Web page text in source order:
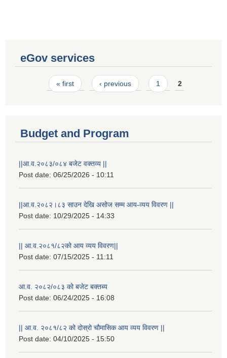
eGov services
Pages« first ‹ previous 1 2
Budget and Program
||आ.व.२०८३/०८४ बजेट वक्तव्य ||
Post date: 06/25/2026 - 10:11
||आ.व.२०८२।८३ साउन देखि असोज सम्म आय-व्यय विवरण ||
Post date: 10/29/2025 - 14:33
|| आ.व.२०८१/८२को आय व्यय विवरण||
Post date: 07/15/2025 - 11:11
आ.व. २०८२/०८३ को बजेट बक्तब्य
Post date: 06/24/2025 - 16:08
|| आ.व. २०८१/८२ को दोस्रो चौमासिक आय व्यय विवरण ||
Post date: 04/10/2025 - 15:50